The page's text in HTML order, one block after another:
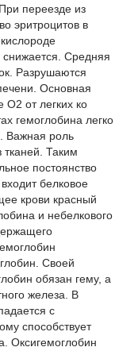
переезде из
эритроцитов в
снижается. Средняя
Разрушаются
Основная
О2 от легких ко
гемоглобина легко
Важная роль
тканей. Таким
постоянство
белковое
крови красный
и небелкового
Своей
обязан гему, а
железа. В
с
способствует
Оксигемоглобин